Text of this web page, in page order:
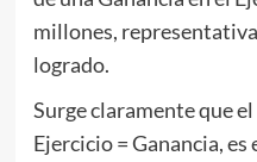
millones,
logrado.
Surge claramente que
Ejercicio = Ganancia,